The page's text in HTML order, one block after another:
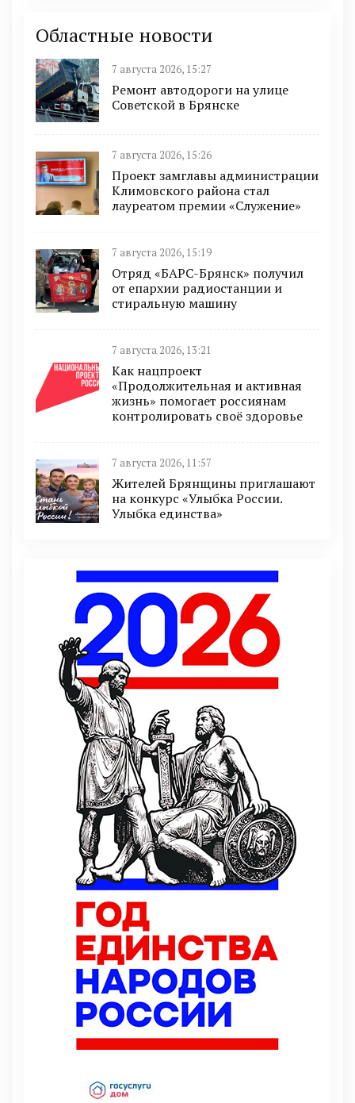
Областные новости
7 августа 2026, 15:27
Ремонт автодороги на улице
Советской в Брянске
7 августа 2026, 15:26
Проект замглавы администрации
Климовского района стал
лауреатом премии «Служение»
7 августа 2026, 15:19
Отряд «БАРС-Брянск» получил
от епархии радиостанции и
стиральную машину
7 августа 2026, 13:21
Как нацпроект
«Продолжительная и активная
жизнь» помогает россиянам
контролировать своё здоровье
7 августа 2026, 11:57
Жителей Брянщины приглашают
на конкурс «Улыбка России.
Улыбка единства»